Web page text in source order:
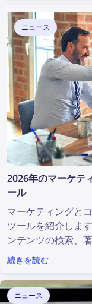
ニュース
2026年のマーケテ
ール
マーケティングと
ツールを紹介しま
ンテンツの検索、
らゆるマーケティ
は、マーケティン
すすめのマーケテ
めています。
続きを読む
ニュース